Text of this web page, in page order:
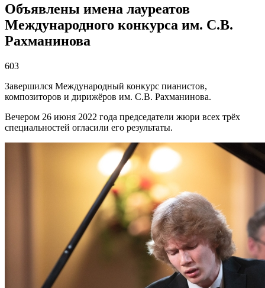
Объявлены имена лауреатов
Международного конкурса им. С.В.
Рахманинова
603
Завершился Международный конкурс пианистов,
композиторов и дирижёров им. С.В. Рахманинова.
Вечером 26 июня 2022 года председатели жюри всех трёх
специальностей огласили его результаты.